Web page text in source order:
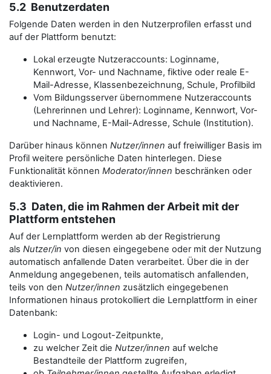
5.2 Benutzerdaten
Folgende Daten werden in den Nutzerprofilen erfasst und
auf der Plattform benutzt:
Lokal erzeugte Nutzeraccounts: Loginname,
Kennwort, Vor- und Nachname, fiktive oder reale E-
Mail-Adresse, Klassenbezeichnung, Schule, Profilbild
Vom Bildungsserver übernommene Nutzeraccounts
(Lehrerinnen und Lehrer): Loginname, Kennwort, Vor-
und Nachname, E-Mail-Adresse, Schule (Institution).
Darüber hinaus können Nutzer/innen auf freiwilliger Basis im
Profil weitere persönliche Daten hinterlegen. Diese
Funktionalität können Moderator/innen beschränken oder
deaktivieren.
5.3 Daten, die im Rahmen der Arbeit mit der
Plattform entstehen
Auf der Lernplattform werden ab der Registrierung
als Nutzer/in von diesen eingegebene oder mit der Nutzung
automatisch anfallende Daten verarbeitet. Über die in der
Anmeldung angegebenen, teils automatisch anfallenden,
teils von den Nutzer/innen zusätzlich eingegebenen
Informationen hinaus protokolliert die Lernplattform in einer
Datenbank:
Login- und Logout-Zeitpunkte,
zu welcher Zeit die Nutzer/innen auf welche
Bestandteile der Plattform zugreifen,